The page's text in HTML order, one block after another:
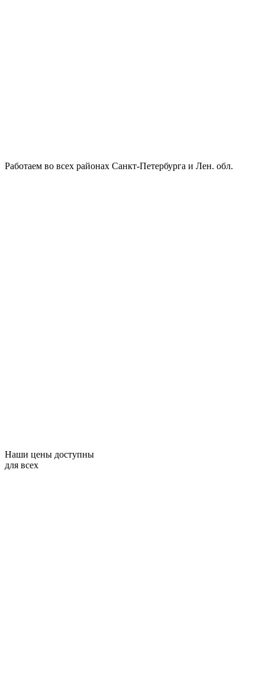
Работаем во всех районах Санкт-Петербурга и Лен. обл.
Наши цены доступны
для всех